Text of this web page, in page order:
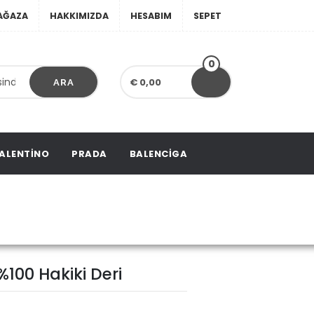
HAKKIMIZDA HESABIM SEPET
ARA € 0,00
0
PRADA BALENCIGA
Hakiki Deri